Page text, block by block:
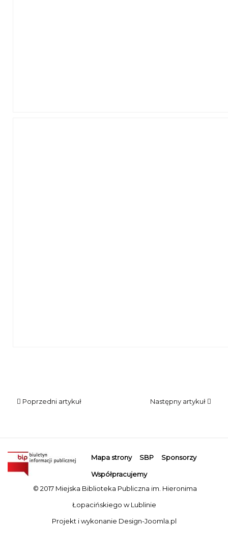
Poprzedni artykuł Następny artykuł
Mapa strony SBP Sponsorzy
Współpracujemy
© 2017 Miejska Biblioteka Publiczna im. Hieronima
Łopacińskiego w Lublinie
Projekt i wykonanie Design-Joomla.pl